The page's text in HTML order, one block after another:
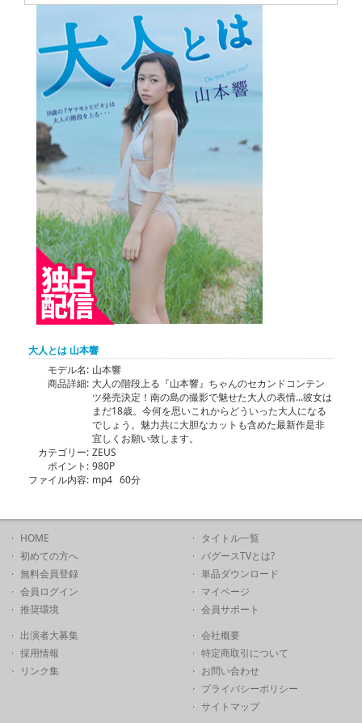
大人とは 山本響
モデル名: 山本響
商品詳細: 大人の階段上る『山本響』ちゃんのセカンドコンテン
ツ発売決定！南の島の撮影で魅せた大人の表情…彼女は
まだ18歳。今何を思いこれからどういった大人になる
でしょう。魅力共に大胆なカットも含めた最新作是非
宜しくお願い致します。
カテゴリー: ZEUS
ポイント: 980P
ファイル内容: mp4 60分
HOME
初めての方へ
無料会員登録
会員ログイン
推奨環境
タイトル一覧
バグースTVとは?
単品ダウンロード
マイページ
会員サポート
出演者大募集
採用情報
リンク集
会社概要
特定商取引について
お問い合わせ
プライバシーポリシー
サイトマップ